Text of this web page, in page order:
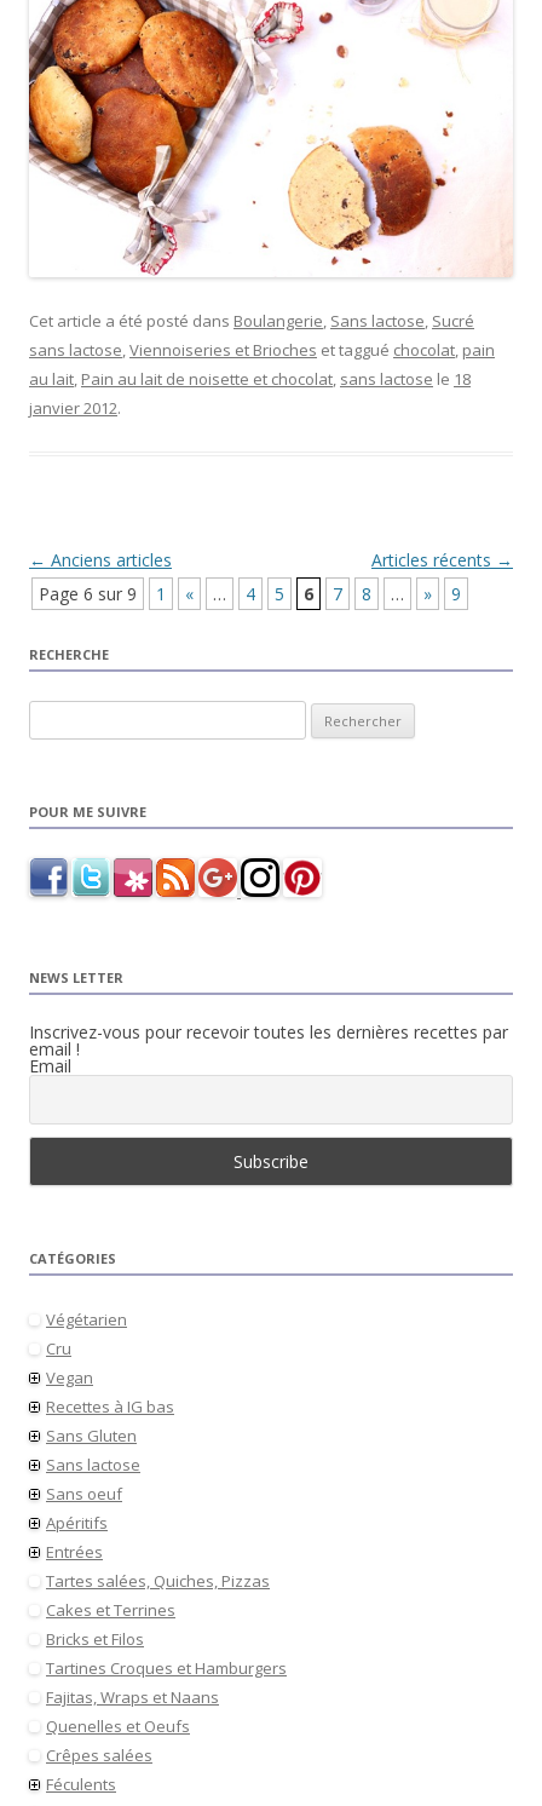
Cet article a été posté dans Boulangerie, Sans lactose, Sucré
sans lactose,Viennoiseries et Brioches et taggué chocolat, pain
au lait, Pain au lait de noisette et chocolat, sans lactose le 18
janvier 2012.
Navigation Article
← Anciens articles Articles récents →
Page 6 sur 9
1 « … 4 5 6 7 8 … » 9
RECHERCHE
POUR ME SUIVRE
NEWS LETTER
Inscrivez-vous pour recevoir toutes les dernières recettes par
email !
Email
CATÉGORIES
Végétarien
Cru
Vegan
Recettes à IG bas
Sans Gluten
Sans lactose
Sans oeuf
Apéritifs
Entrées
Tartes salées, Quiches, Pizzas
Cakes et Terrines
Bricks et Filos
Tartines Croques et Hamburgers
Fajitas, Wraps et Naans
Quenelles et Oeufs
Crêpes salées
Féculents